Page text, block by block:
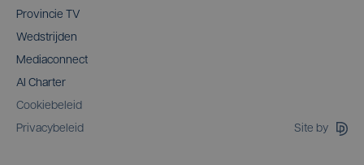
Provincie TV
Wedstrijden
Mediaconnect
AI Charter
Cookiebeleid
Privacybeleid
Site by